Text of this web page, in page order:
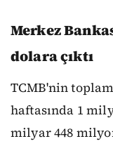
Merkez
dolara çıktı
TCMB'nin
haftasında 1
milyar 448